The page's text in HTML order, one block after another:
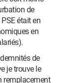
de
était en
en
de
je trouve le
remplacement